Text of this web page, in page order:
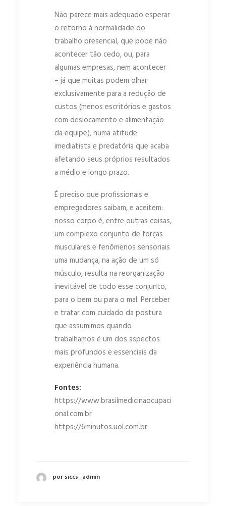
Não parece mais adequado esperar
o retorno à normalidade do
trabalho presencial, que pode não
acontecer tão cedo, ou, para
algumas empresas, nem acontecer
– já que muitas podem olhar
exclusivamente para a redução de
custos (menos escritórios e gastos
com deslocamento e alimentação
da equipe), numa atitude
imediatista e predatória que acaba
afetando seus próprios resultados
a médio e longo prazo.
É preciso que profissionais e
empregadores saibam, e aceitem:
nosso corpo é, entre outras coisas,
um complexo conjunto de forças
musculares e fenômenos sensoriais
uma mudança, na ação de um só
músculo, resulta na reorganização
inevitável de todo esse conjunto,
para o bem ou para o mal. Perceber
e tratar com cuidado da postura
que assumimos quando
trabalhamos é um dos aspectos
mais profundos e essenciais da
experiência humana.
Fontes:
https://www.brasilmedicinaocupaci
onal.com.br
https://6minutos.uol.com.br
por siccs_admin